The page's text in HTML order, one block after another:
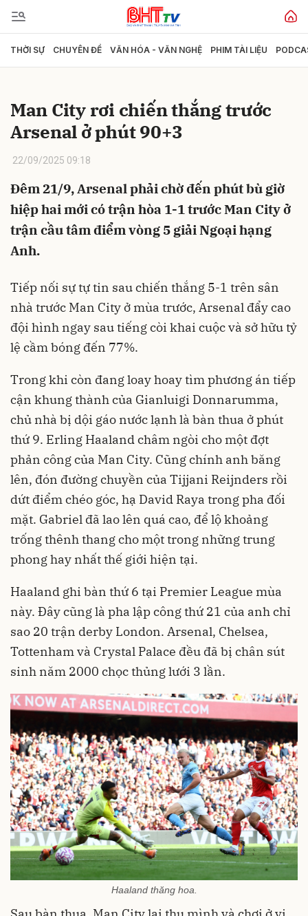
THỜI SỰ CHUYÊN ĐỀ VĂN HÓA - VĂN NGHỆ PHIM TÀI LIỆU
Man City rơi chiến thắng trước
Arsenal ở phút 90+3
22/09/2025 09:18
Đêm 21/9, Arsenal phải chờ đến phút bù giờ
hiệp hai mới có trận hòa 1-1 trước Man City ở
trận cầu tâm điểm vòng 5 giải Ngoại hạng
Anh.
Tiếp nối sự tự tin sau chiến thắng 5-1 trên sân
nhà trước Man City ở mùa trước, Arsenal đẩy cao
đội hình ngay sau tiếng còi khai cuộc và sở hữu tỷ
lệ cầm bóng đến 77%.
Trong khi còn đang loay hoay tìm phương án tiếp
cận khung thành của Gianluigi Donnarumma,
chủ nhà bị dội gáo nước lạnh là bàn thua ở phút
thứ 9. Erling Haaland châm ngòi cho một đợt
phản công của Man City. Cũng chính anh băng
lên, đón đường chuyền của Tijjani Reijnders rồi
dứt điểm chéo góc, hạ David Raya trong pha đối
mặt. Gabriel đã lao lên quá cao, để lộ khoảng
trống thênh thang cho một trong những trung
phong hay nhất thế giới hiện tại.
Haaland ghi bàn thứ 6 tại Premier League mùa
này. Đây cũng là pha lập công thứ 21 của anh chỉ
sao 20 trận derby London. Arsenal, Chelsea,
Tottenham và Crystal Palace đều đã bị chân sút
sinh năm 2000 chọc thủng lưới 3 lần.
Haaland thăng hoa.
Gửi bình luận
Hủy Gửi